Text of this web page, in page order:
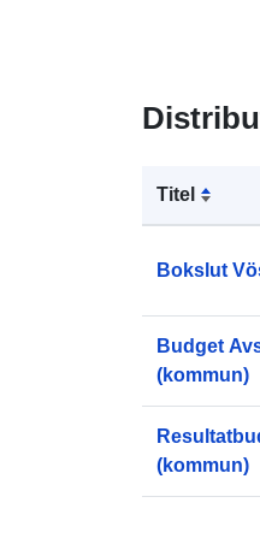
Titel
Bokslut
Budget
(kommun)
(kommun)